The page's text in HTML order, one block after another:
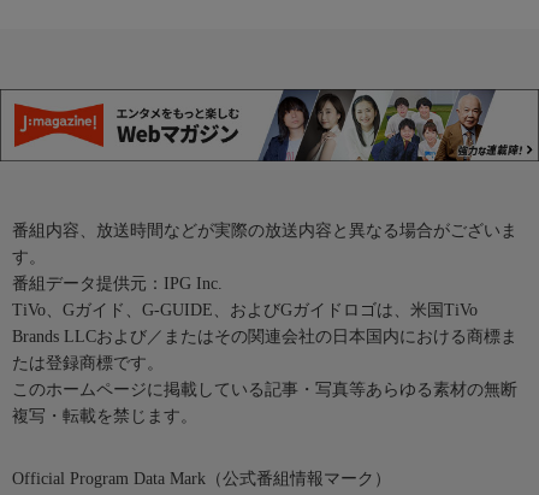
番組内容、放送時間などが実際の放送内容と異なる場合がございま
す。
番組データ提供元：IPG Inc.
TiVo、Gガイド、G-GUIDE、およびGガイドロゴは、米国TiVo
Brands LLCおよび／またはその関連会社の日本国内における商標ま
たは登録商標です。
このホームページに掲載している記事・写真等あらゆる素材の無断
複写・転載を禁じます。
Official Program Data Mark（公式番組情報マーク）